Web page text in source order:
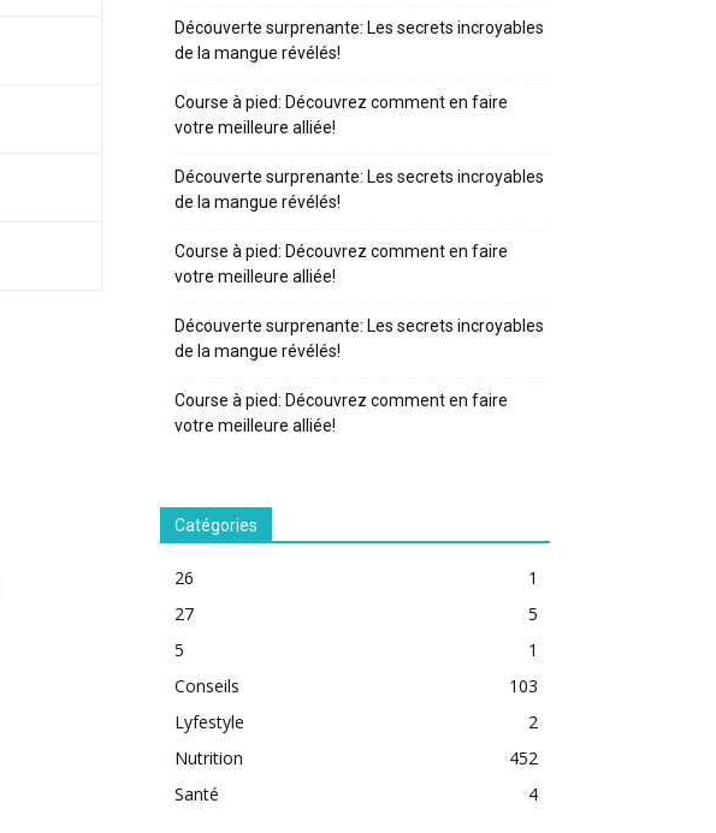
Découverte surprenante: Les secrets incroyables
de la mangue révélés!
Course à pied: Découvrez comment en faire
votre meilleure alliée!
Découverte surprenante: Les secrets incroyables
de la mangue révélés!
Course à pied: Découvrez comment en faire
votre meilleure alliée!
Découverte surprenante: Les secrets incroyables
de la mangue révélés!
Course à pied: Découvrez comment en faire
votre meilleure alliée!
Catégories
26
1
27
5
5
1
Conseils
103
Lyfestyle
2
Nutrition
452
Santé
4